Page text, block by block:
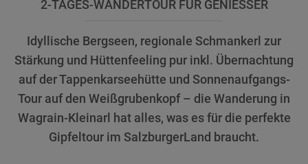
2-TAGES-WANDERTOUR FÜR GENIESSER
Idyllische Bergseen, regionale Schmankerl zur
Stärkung und Hüttenfeeling pur inkl. Übernachtung
auf der Tappenkarseehütte und Sonnenaufgangs-
Tour auf den Weißgrubenkopf – die Wanderung in
Wagrain-Kleinarl hat alles, was es für die perfekte
Gipfeltour im SalzburgerLand braucht.